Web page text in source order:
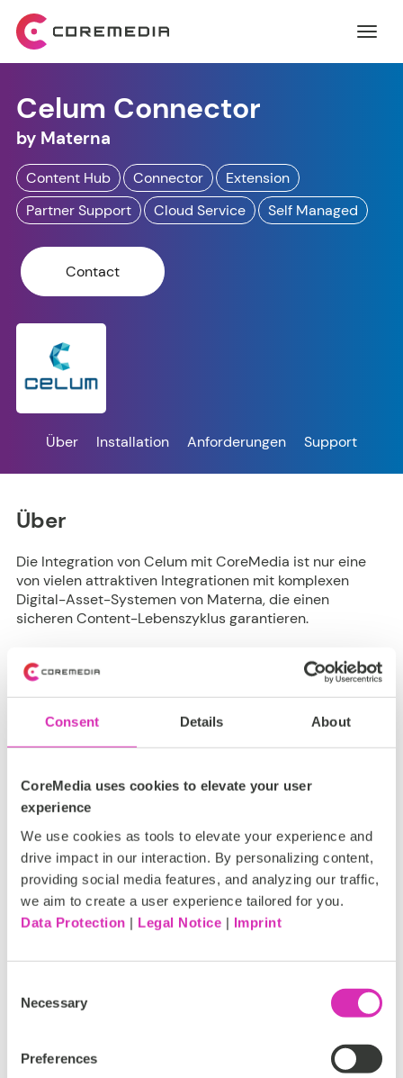
Consent Details About
CoreMedia uses cookies to elevate your user
experience
We use cookies as tools to elevate your experience and
drive impact in our interaction. By personalizing content,
providing social media features, and analyzing our traffic,
we aim to create a user experience tailored for you.
Data Protection | Legal Notice | Imprint
Selection
Necessary
Preferences
Celum Connector
by Materna
Content Hub Connector
Extension
Partner Support
Cloud Service Self Managed
Contact
Über Installation Anforderungen Support
Über
Die Integration von Celum mit CoreMedia ist nur eine
von vielen attraktiven Integrationen mit komplexen
Digital-Asset-Systemen von Materna, die einen
sicheren Content-Lebenszyklus garantieren.
Installation
Anforderungen
Celum Account
Support